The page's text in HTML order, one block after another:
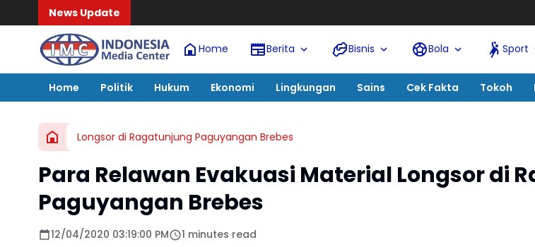
News Update
Home Berita Bisnis Bola Sport
Home Politik Hukum Ekonomi Lingkungan Sains Cek Fakta Tokoh
Longsor di Ragatunjung Paguyangan Brebes
Para Relawan Evakuasi Material Longsor di
Paguyangan Brebes
12/04/2020 03:19:00 PM 1 minutes read